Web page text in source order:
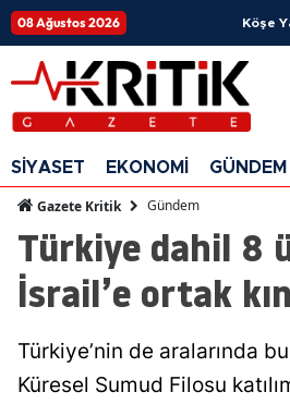
08 Ağustos 2026 Köşe
SİYASET EKONOMİ GÜNDEM
Gazete Kritik Gündem
Türkiye dahil 8
İsrail’e ortak
Türkiye’nin de aralarında
Küresel Sumud Filosu